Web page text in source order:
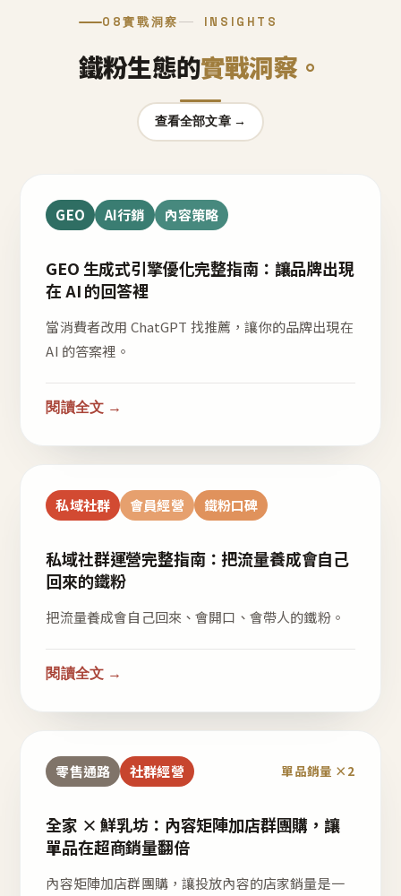
08實戰洞察 INSIGHTS
鐵粉生態的實戰洞察。
查看全部文章 →
GEO AI行銷 內容策略
GEO 生成式引擎優化完整指南：讓品牌出現
在 AI 的回答裡
當消費者改用 ChatGPT 找推薦，讓你的品牌出現在
AI 的答案裡。
閱讀全文 →
私域社群 會員經營 鐵粉口碑
私域社群運營完整指南：把流量養成會自己
回來的鐵粉
把流量養成會自己回來、會開口、會帶人的鐵粉。
閱讀全文 →
零售通路 社群經營 單品銷量 ×2
全家 × 鮮乳坊：內容矩陣加店群團購，讓
單品在超商銷量翻倍
內容矩陣加店群團購，讓投放內容的店家銷量是一